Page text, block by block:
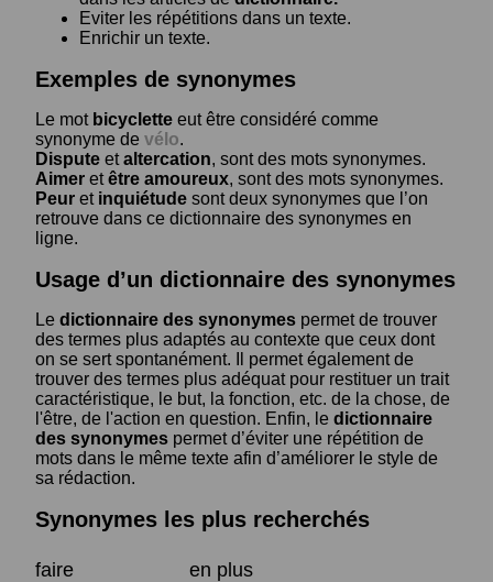
Eviter les répétitions dans un texte.
Enrichir un texte.
Exemples de synonymes
Le mot bicyclette eut être considéré comme
synonyme de vélo.
Dispute etaltercation, sont des mots synonymes.
Aimer etêtre amoureux, sont des mots synonymes.
Peur et inquiétude sont deux synonymes que l’on
retrouve dans ce dictionnaire des synonymes en
ligne.
Usage d’un dictionnaire des synonymes
Le dictionnaire des synonymes permet de trouver
des termes plus adaptés au contexte que ceux dont
on se sert spontanément. Il permet également de
trouver des termes plus adéquat pour restituer un trait
caractéristique, le but, la fonction, etc. de la chose, de
l'être, de l'action en question. Enfin, le dictionnaire
des synonymes permet d’éviter une répétition de
mots dans le même texte afin d’améliorer le style de
sa rédaction.
Synonymes les plus recherchés
faire
en plus